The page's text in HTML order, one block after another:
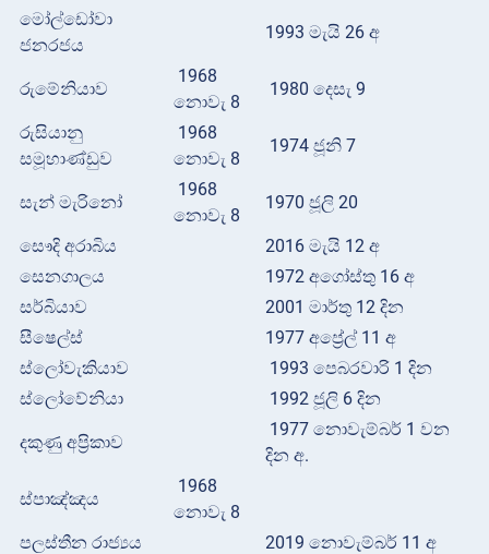
මෝල්ඩෝවා
ජනරජය
1993 මැයි 26 අ
රුමේනියාව
1968
නොවැ 8
1980 දෙසැ 9
රුසියානු
සමූහාණ්ඩුව
1968
නොවැ 8
1974 ජූනි 7
සැන් මැරිනෝ
1968
නොවැ 8
1970 ජූලි 20
සෞදි අරාබිය
2016 මැයි 12 අ
සෙනගාලය
1972 අගෝස්තු 16 අ
සර්බියාව
2001 මාර්තු 12 දින
සීෂෙල්ස්
1977 අප්‍රේල් 11 අ
ස්ලෝවැකියාව
1993 පෙබරවාරි 1 දින
ස්ලෝවේනියා
1992 ජූලි 6 දින
දකුණු අප්‍රිකාව
1977 නොවැම්බර් 1 වන
දින අ.
ස්පාඤ්ඤය
1968
නොවැ 8
පලස්තීන රාජ්‍යය
2019 නොවැම්බර් 11 අ